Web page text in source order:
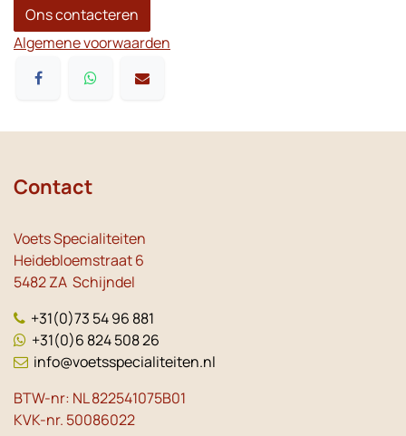
Ons contacteren
Algemene voorwaarden
Contact
Voets Specialiteiten
Heidebloemstraat 6
5482 ZA Schijndel
+31(0)73 54 96 881
+31(0)6 824 508 26
info@voetsspecialiteiten.nl
BTW-nr: NL 822541075B01
KVK-nr. 50086022